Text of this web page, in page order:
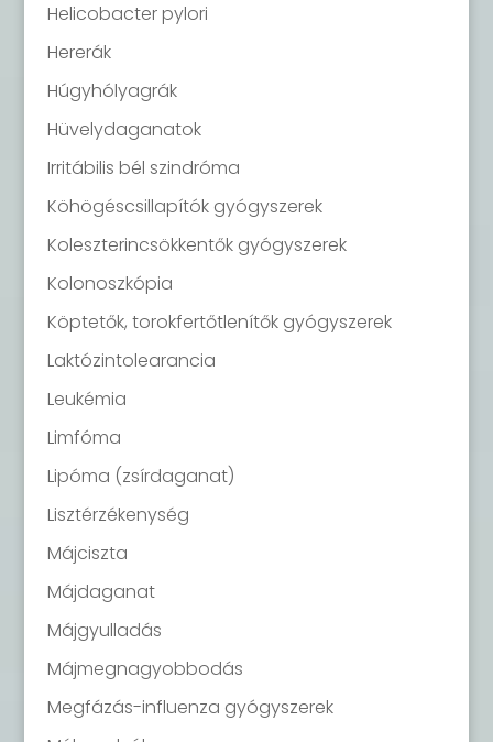
Helicobacter pylori
Hererák
Húgyhólyagrák
Hüvelydaganatok
Irritábilis bél szindróma
Köhögéscsillapítók gyógyszerek
Koleszterincsökkentők gyógyszerek
Kolonoszkópia
Köptetők, torokfertőtlenítők gyógyszerek
Laktózintolearancia
Leukémia
Limfóma
Lipóma (zsírdaganat)
Lisztérzékenység
Májciszta
Májdaganat
Májgyulladás
Májmegnagyobbodás
Megfázás-influenza gyógyszerek